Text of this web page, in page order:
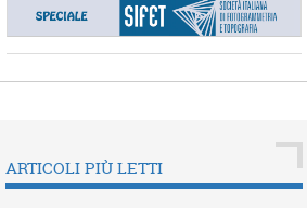
ARTICOLI PIÙ LETTI